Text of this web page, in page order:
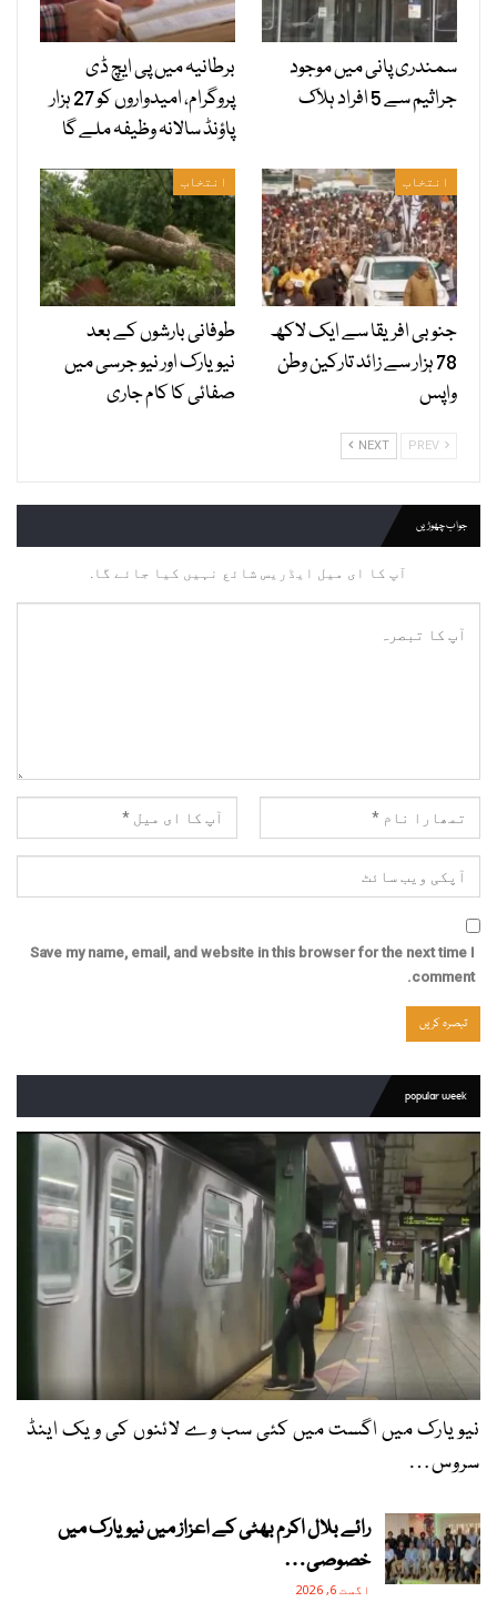
سمندری پانی میں موجود
جراثیم سے 5 افراد ہلاک
برطانیہ میں پی ایچ ڈی
پروگرام، امیدواروں کو 27 ہزار
پاؤنڈ سالانہ وظیفہ ملے گا
انتخاب
جنوبی افریقا سے ایک لاکھ
78 ہزار سے زائد تارکین وطن
واپس
انتخاب
طوفانی بارشوں کے بعد
نیویارک اور نیو جرسی میں
صفائی کا کام جاری
NEXT
جواب چھوڑیں
آپ کا ای میل ایڈریس شائع نہیں کیا جائے گا.
Save my name, email, and website in this browser for the next time I
comment.
popular week
نیویارک میں اگست میں کئی سب وے لائنوں کی ویک اینڈ
سروس…
رائے بلال اکرم بھٹی کے اعزاز میں نیویارک میں
خصوصی…
اگست 6, 2026